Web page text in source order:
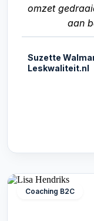
omzet
aan
Suzette
Leskwaliteit.nl
Coaching B2C